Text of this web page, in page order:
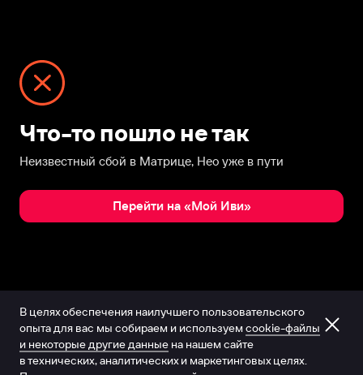
Что-то пошло не так
Неизвестный сбой в Матрице, Нео уже в пути
Перейти на «Мой Иви»
В целях обеспечения наилучшего пользовательского
опыта для вас мы собираем и используем cookie-файлы
и некоторые другие данные на нашем сайте
в технических, аналитических и маркетинговых целях.